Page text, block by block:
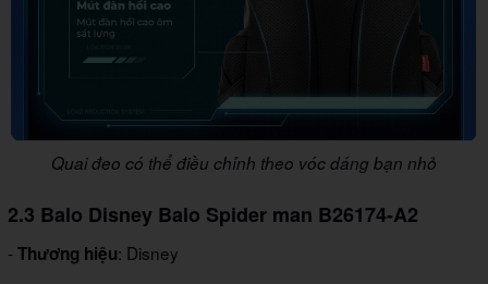
Quai đeo có thể điều chỉnh theo vóc dáng bạn nhỏ
2.3 Balo Disney Balo Spider man B26174-A2
- Thương hiệu: Disney